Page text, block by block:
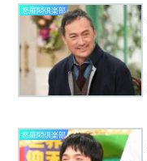
怒羅悶倶楽部
怒羅悶倶楽部